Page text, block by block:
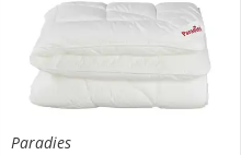
Paradies